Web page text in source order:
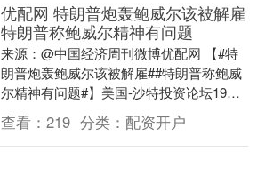
优配网 特朗普炮轰鲍威尔该被解雇
特朗普称鲍威尔精神有问题
来源：@中国经济周刊微博优配网 【#特
朗普炮轰鲍威尔该被解雇##特朗普称鲍威
尔精神有问题#】美国-沙特投资论坛19日
在美国首都华盛顿特区举行。论坛上，美
国总统特....
查看： 219 分类： 配资开户